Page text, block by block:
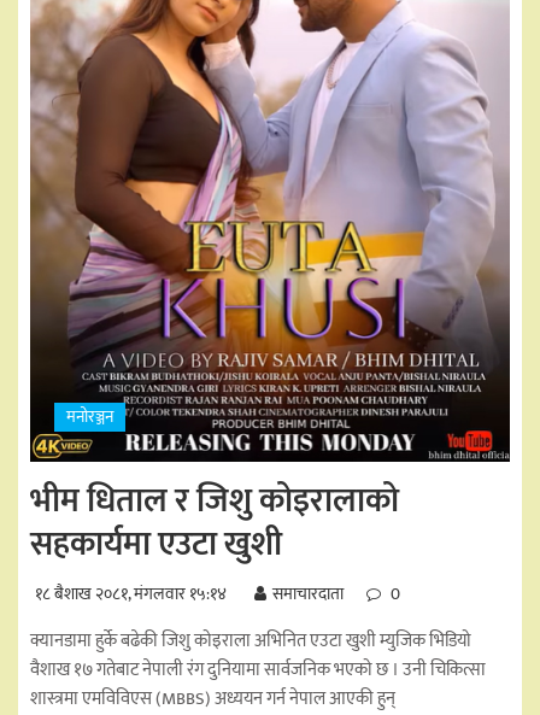
मनोरञ्जन
भीम धिताल र जिशु कोइरालाको
सहकार्यमा एउटा खुशी
१८ बैशाख २०८१, मंगलवार १५:१४ समाचारदाता 0
क्यानडामा हुर्के बढेकी जिशु कोइराला अभिनित एउटा खुशी म्युजिक भिडियो
वैशाख १७ गतेबाट नेपाली रंग दुनियामा सार्वजनिक भएको छ । उनी चिकित्सा
शास्त्रमा एमविविएस (MBBS) अध्ययन गर्न नेपाल आएकी हुन्